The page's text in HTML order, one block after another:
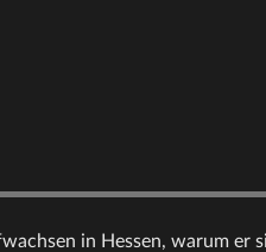
in Hessen, warum er